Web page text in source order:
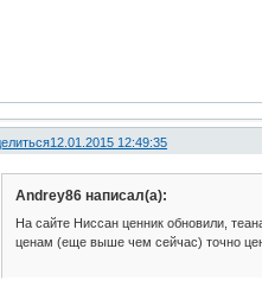
12.01.2015 12:49:35
Andrey86 написал(а):
На сайте Ниссан ценник обновили,
ценам (еще выше чем сейчас) точно